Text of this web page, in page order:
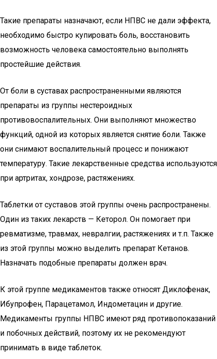
Такие препараты назначают, если НПВС не дали эффекта,
необходимо быстро купировать боль, восстановить
возможность человека самостоятельно выполнять
простейшие действия.
От боли в суставах распространенными являются
препараты из группы нестероидных
противовоспалительных. Они выполняют множество
функций, одной из которых является снятие боли. Также
они снимают воспалительный процесс и понижают
температуру. Такие лекарственные средства используются
при артритах, хондрозе, растяжениях.
Таблетки от суставов этой группы очень распространены.
Один из таких лекарств — Кеторол. Он помогает при
ревматизме, травмах, невралгии, растяжениях и т.п. Также
из этой группы можно выделить препарат Кетанов.
Назначать подобные препараты должен врач.
К этой группе медикаментов также относят Диклофенак,
Ибупрофен, Парацетамол, Индометацин и другие.
Медикаменты группы НПВС имеют ряд противопоказаний
и побочных действий, поэтому их не рекомендуют
принимать в виде таблеток.